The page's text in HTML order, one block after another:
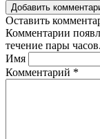
Добавить
Оставить
Комментарии
течение пары часов.
Имя
Комментарий *